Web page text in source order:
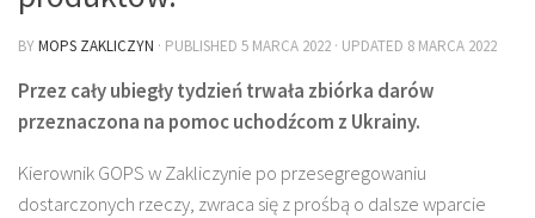
BYMOPS ZAKLICZYN · PUBLISHED 5 MARCA 2022 · UPDATED 8 MARCA 2022
Przez cały ubiegły tydzień trwała zbiórka darów
przeznaczona na pomoc uchodźcom z Ukrainy.
Kierownik GOPS w Zakliczynie po przesegregowaniu
dostarczonych rzeczy, zwraca się z prośbą o dalsze wparcie